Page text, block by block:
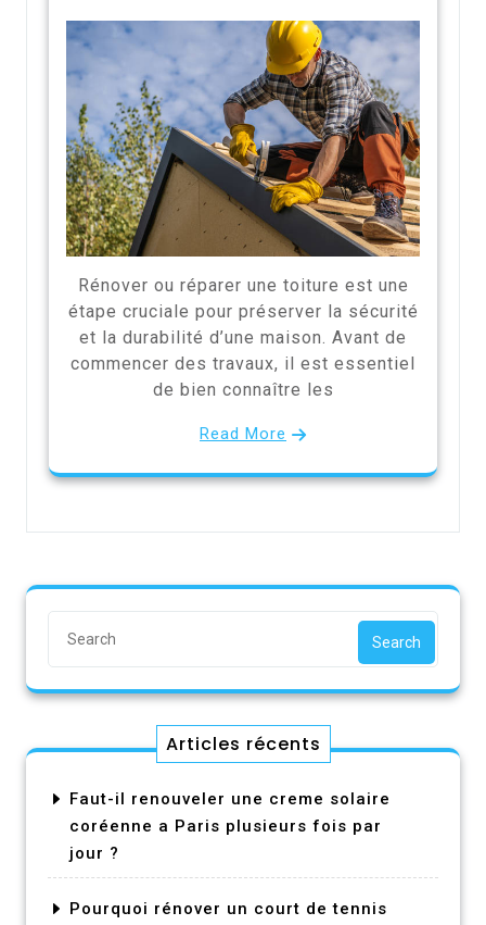
Rénover ou réparer une toiture est une
étape cruciale pour préserver la sécurité
et la durabilité d’une maison. Avant de
commencer des travaux, il est essentiel
de bien connaître les
Read More
Search
Articles récents
Faut-il renouveler une creme solaire
coréenne a Paris plusieurs fois par
jour ?
Pourquoi rénover un court de tennis